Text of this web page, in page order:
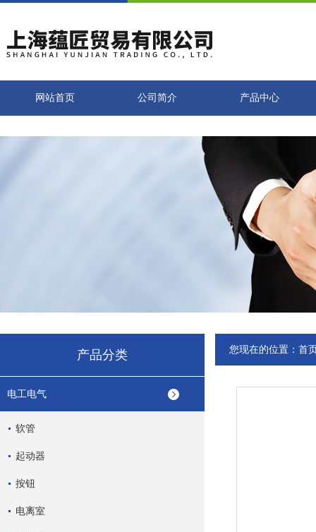
网站首页 公司简介 产品中心
产品分类
电工电气
软管
起动器
按钮
电离室
您现在的位置： 首